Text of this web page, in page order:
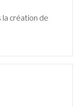
la création de